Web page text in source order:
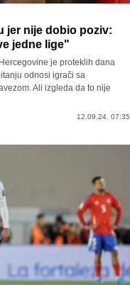
jer nije dobio poziv:
jedne lige"
je proteklih dana
odnosi igrači sa
Ali izgleda da to nije
12.09.24. 07:35